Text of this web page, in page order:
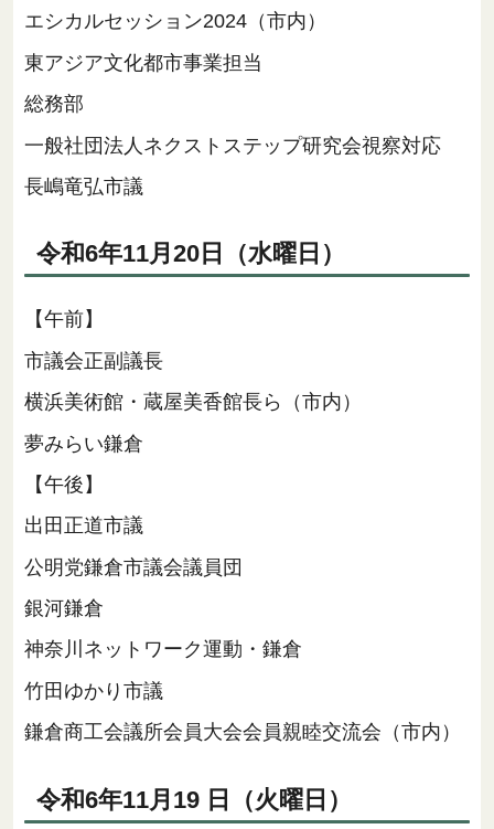
エシカルセッション2024（市内）
東アジア文化都市事業担当
総務部
一般社団法人ネクストステップ研究会視察対応
長嶋竜弘市議
令和6年11月20日（水曜日）
【午前】
市議会正副議長
横浜美術館・蔵屋美香館長ら（市内）
夢みらい鎌倉
【午後】
出田正道市議
公明党鎌倉市議会議員団
銀河鎌倉
神奈川ネットワーク運動・鎌倉
竹田ゆかり市議
鎌倉商工会議所会員大会会員親睦交流会（市内）
令和6年11月19 日（火曜日）